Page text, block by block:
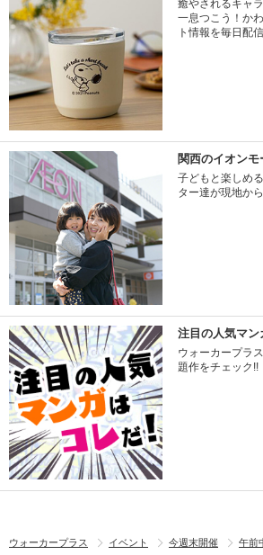
癒やされるキャ
一息つこう！か
ト情報を毎日配信
関西のイオンモ
子どもと楽しめ
ター達が現地か
注目の人気マン
ウォーカープラ
題作をチェック!!
ウォーカープラス イベント 今週末開催 午前